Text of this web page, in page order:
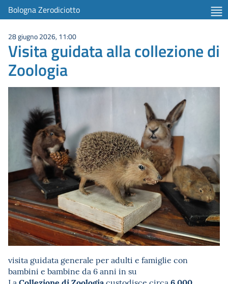
Bologna Zerodiciotto
28 giugno 2026, 11:00
Visita guidata alla collezione di
Zoologia
visita guidata generale per adulti e famiglie con
bambini e bambine da 6 anni in su